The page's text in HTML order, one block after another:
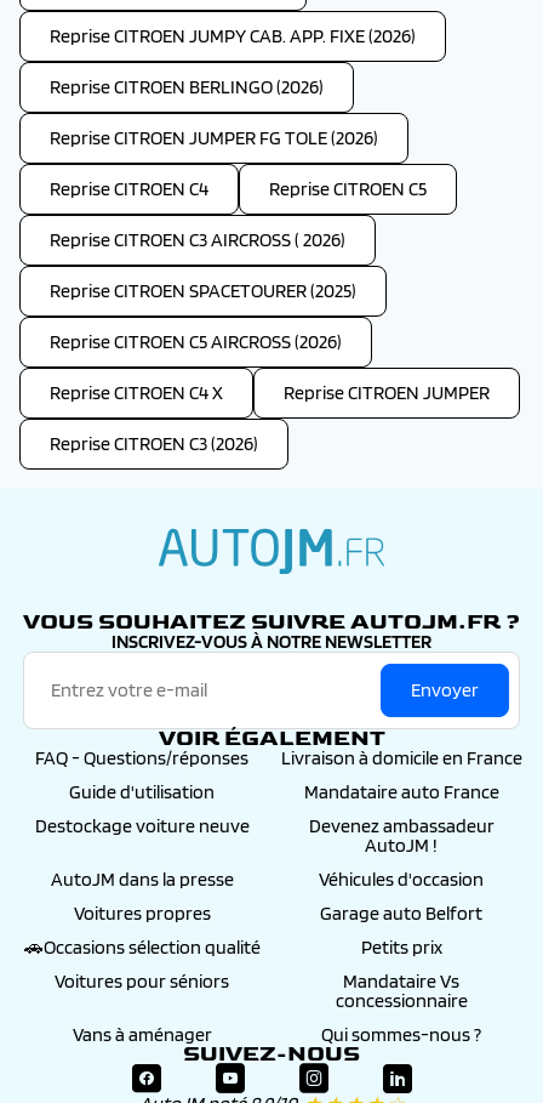
Reprise CITROEN JUMPY CAB. APP. FIXE (2026)
Reprise CITROEN BERLINGO (2026)
Reprise CITROEN JUMPER FG TOLE (2026)
Reprise CITROEN C4 Reprise CITROEN C5
Reprise CITROEN C3 AIRCROSS ( 2026)
Reprise CITROEN SPACETOURER (2025)
Reprise CITROEN C5 AIRCROSS (2026)
Reprise CITROEN C4 X Reprise CITROEN JUMPER
Reprise CITROEN C3 (2026)
VOUS SOUHAITEZ SUIVRE AUTOJM.FR ?
INSCRIVEZ-VOUS À NOTRE NEWSLETTER
Envoyer
VOIR ÉGALEMENT
FAQ - Questions/réponses
Livraison à domicile en France
Guide d'utilisation
Mandataire auto France
Destockage voiture neuve
Devenez ambassadeur
AutoJM !
AutoJM dans la presse
Véhicules d'occasion
Voitures propres
Garage auto Belfort
🚗Occasions sélection qualité
Petits prix
Voitures pour séniors
Mandataire Vs
concessionnaire
Vans à aménager
Qui sommes-nous ?
SUIVEZ-NOUS